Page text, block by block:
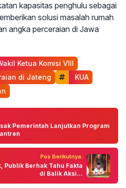
kapasitas penghulu sebagai
solusi masalah rumah
angka perceraian di Jawa
Ketua Komisi VIII
di Jateng
KUA
Pemerintah Lanjutkan Program
Pos Berikutnya:
Publik Berhak Tahu Fakta
di Balik Aksi...